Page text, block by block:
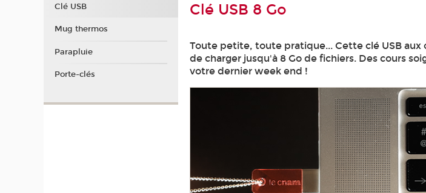
Clé USB 8 Go
Toute petite, toute pratique... Cette clé USB
de charger jusqu'à 8 Go de fichiers. Des cours
votre dernier week end !
Clé USB
Mug thermos
Parapluie
Porte-clés